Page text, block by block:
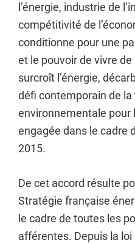
l’énergie, industrie de
compétitivité de
conditionne pour une
et le pouvoir de vivre
surcroît l’énergie,
défi contemporain de
environnementale pour
engagée dans le cadre
2015.
De cet accord résulte
Stratégie française
le cadre de toutes les
afférentes. Depuis la